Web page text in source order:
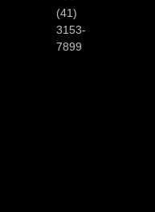
(41)
3153-
7899